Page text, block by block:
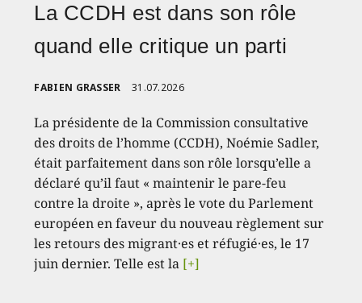
La CCDH est dans son rôle
quand elle critique un parti
FABIEN GRASSER 31.07.2026
La présidente de la Commission consultative
des droits de l’homme (CCDH), Noémie Sadler,
était parfaitement dans son rôle lorsqu’elle a
déclaré qu’il faut « maintenir le pare-feu
contre la droite », après le vote du Parlement
européen en faveur du nouveau règlement sur
les retours des migrant·es et réfugié·es, le 17
juin dernier. Telle est la [+]